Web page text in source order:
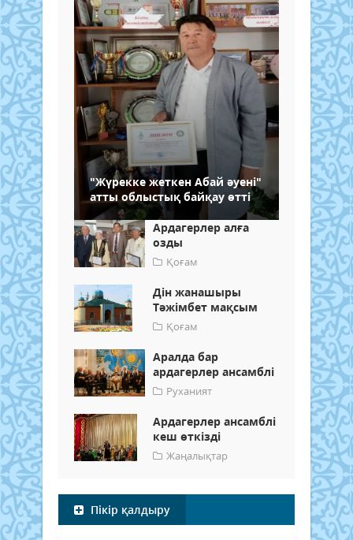
"Жүрекке жеткен Абай әуені"
атты облыстық байқау өтті
Ардагерлер алға
озды
Қоғам
Дін жанашыры
Тәжімбет мақсым
Қоғам
Аралда бар
ардагерлер ансамблі
Руханият
Ардагерлер ансамблі
кеш өткізді
Жаңалықтар
Пікір қалдыру